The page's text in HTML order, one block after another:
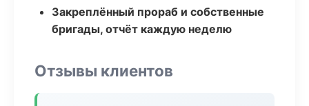
Закреплённый прораб и собственные
бригады, отчёт каждую неделю
Отзывы клиентов